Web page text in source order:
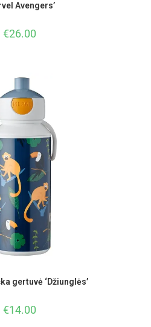
Avengers’
€26.00
gertuvė ‘Džiunglės’
€14.00